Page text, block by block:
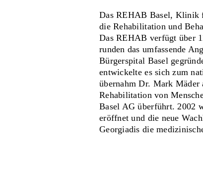
Das REHAB Basel, Klinik
die Rehabilitation und
Das REHAB verfügt über
runden das umfassende
Bürgerspital Basel
entwickelte es sich zum
übernahm Dr. Mark
Rehabilitation von
Basel AG überführt. 2002
eröffnet und die neue
Georgiadis die